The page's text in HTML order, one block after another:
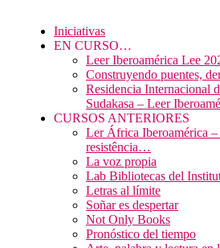
Iniciativas
EN CURSO…
Leer Iberoamérica Lee
Construyendo puentes,
Residencia Internacional
Sudakasa – Leer
CURSOS ANTERIORES
Ler África Iberoamérica
resistência…
La voz propia
Lab Bibliotecas del
Letras al límite
Soñar es despertar
Not Only Books
Pronóstico del tiempo